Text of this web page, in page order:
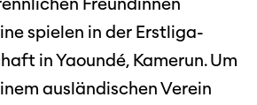
spielen in der Erstliga-
in Yaoundé, Kamerun. Um
ausländischen Verein